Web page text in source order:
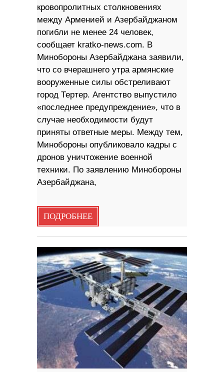
кровопролитных столкновениях
между Арменией и Азербайджаном
погибли не менее 24 человек,
сообщает kratko-news.com. В
Минобороны Азербайджана заявили,
что со вчерашнего утра армянские
вооруженные силы обстреливают
город Тертер. Агентство выпустило
«последнее предупреждение», что в
случае необходимости будут
приняты ответные меры. Между тем,
Минобороны опубликовало кадры с
дронов уничтожение военной
техники. По заявлению Минобороны
Азербайджана,
ПОДРОБНЕЕ